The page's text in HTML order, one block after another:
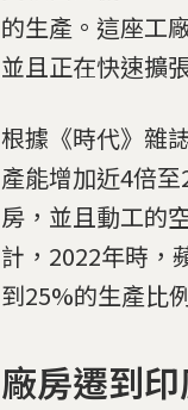
的生產。這座工
並且正在快速擴
根據《時代》雜
產能增加近4倍
房，並且動工的
計，2022年時，
到25%的生產比
廠房遷到